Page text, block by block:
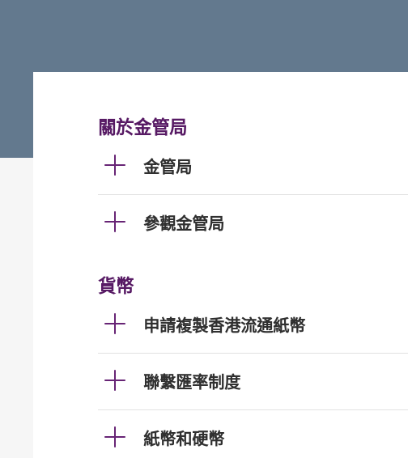
關於金管局
金管局
參觀金管局
貨幣
申請複製香港流通紙幣
聯繫匯率制度
紙幣和硬幣